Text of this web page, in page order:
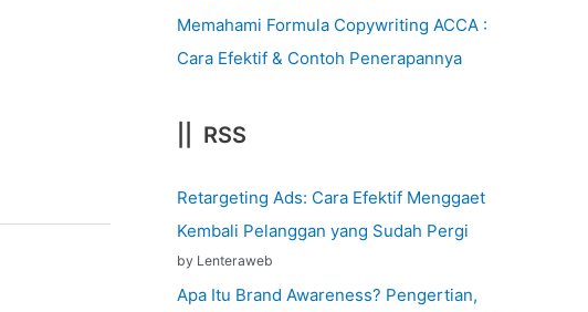
Memahami Formula Copywriting ACCA :
Cara Efektif & Contoh Penerapannya
|| RSS
Retargeting Ads: Cara Efektif Menggaet
Kembali Pelanggan yang Sudah Pergi
by Lenteraweb
Apa Itu Brand Awareness? Pengertian,